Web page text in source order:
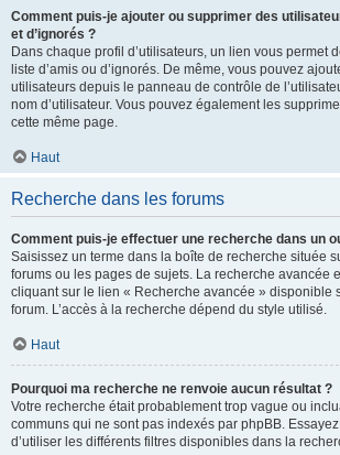
Comment puis-je ajouter ou supprimer des
et d’ignorés ?
Dans chaque profil d’utilisateurs, un lien vous permet
liste d’amis ou d’ignorés. De même, vous pouvez
utilisateurs depuis le panneau de contrôle de
nom d’utilisateur. Vous pouvez également les
cette même page.
Haut
Recherche dans les forums
Comment puis-je effectuer une recherche dans un
Saisissez un terme dans la boîte de recherche située
forums ou les pages de sujets. La recherche avancée
cliquant sur le lien « Recherche avancée » disponible
forum. L’accès à la recherche dépend du style utilisé.
Haut
Pourquoi ma recherche ne renvoie aucun résultat ?
Votre recherche était probablement trop vague ou
communs qui ne sont pas indexés par phpBB.
d’utiliser les différents filtres disponibles dans la